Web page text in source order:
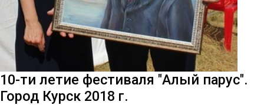
10-ти летие фестиваля "Алый парус".
Город Курск 2018 г.